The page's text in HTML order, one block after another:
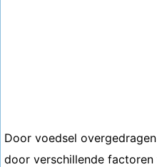
Door voedsel
door verschillende